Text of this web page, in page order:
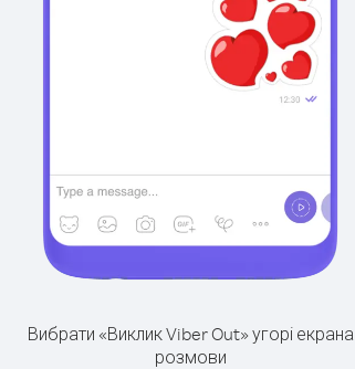
Вибрати «Виклик Viber Out» угорі екрана
розмови